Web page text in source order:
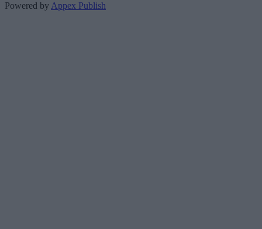
Powered byAppex Publish